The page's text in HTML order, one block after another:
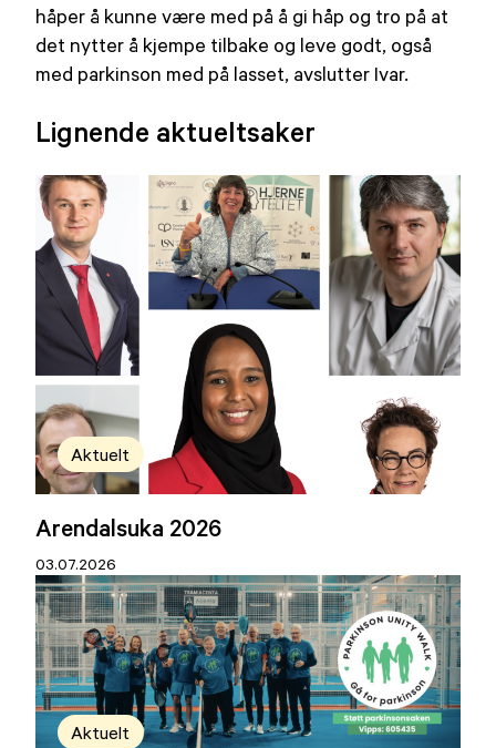
håper å kunne være med på å gi håp og tro på at
det nytter å kjempe tilbake og leve godt, også
med parkinson med på lasset, avslutter Ivar.
Lignende aktueltsaker
Aktuelt
Arendalsuka 2026
03.07.2026
Aktuelt